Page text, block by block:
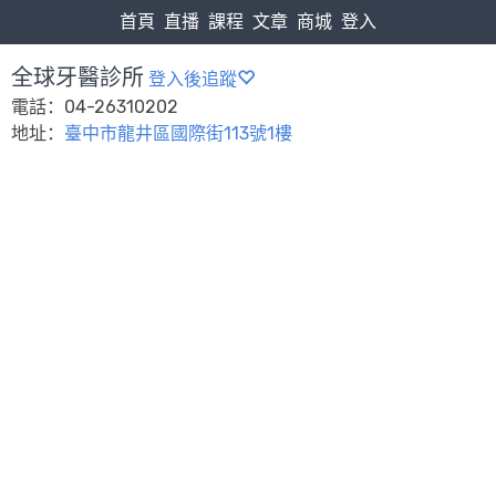
首頁 直播 課程 文章 商城 登入
全球牙醫診所 登入後追蹤
電話：04-26310202
地址： 臺中市龍井區國際街113號1樓